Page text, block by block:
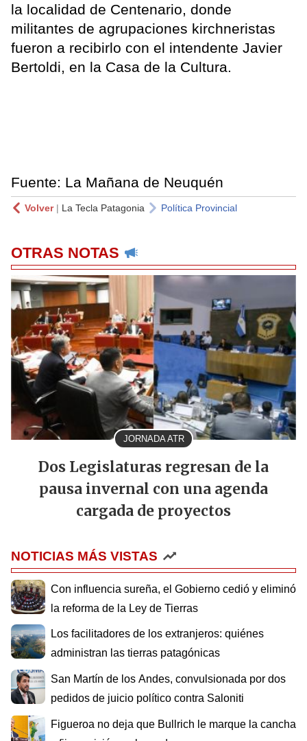
la localidad de Centenario, donde
militantes de agrupaciones kirchneristas
fueron a recibirlo con el intendente Javier
Bertoldi, en la Casa de la Cultura.
Fuente: La Mañana de Neuquén
Volver| La Tecla Patagonia Política Provincial
OTRAS NOTAS
JORNADA ATR
Dos Legislaturas regresan de la
pausa invernal con una agenda
cargada de proyectos
NOTICIAS MÁS VISTAS
Con influencia sureña, el Gobierno cedió y eliminó
la reforma de la Ley de Tierras
Los facilitadores de los extranjeros: quiénes
administran las tierras patagónicas
San Martín de los Andes, convulsionada por dos
pedidos de juicio político contra Saloniti
Figueroa no deja que Bullrich le marque la cancha